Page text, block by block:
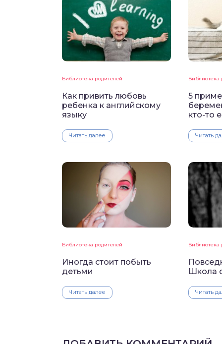
Библиотека родителей
Как привить любовь
ребенка к английскому
языку
Читать далее
Библиотека
5
кто-то
Читать
Библиотека родителей
Иногда стоит побыть
детьми
Читать далее
Библиотека
Школа
Читать